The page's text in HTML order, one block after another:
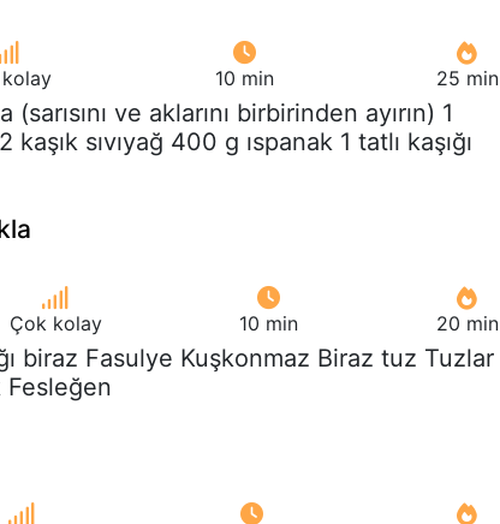
10 min 25 min
ve aklarını birbirinden ayırın) 1
sıvıyağ 400 g ıspanak 1 tatlı kaşığı
Çok kolay 10 min 20 min
biraz Fasulye Kuşkonmaz Biraz tuz Tuzlar
Fesleğen